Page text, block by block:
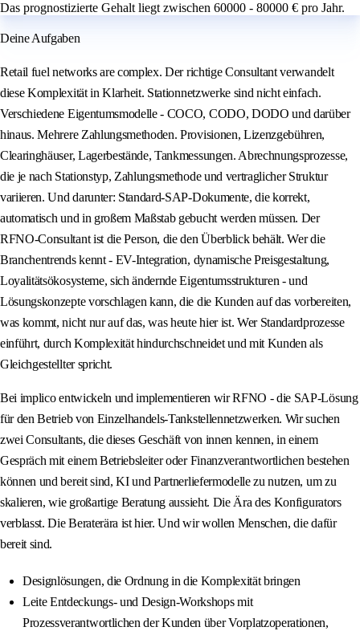
Das prognostizierte Gehalt liegt zwischen 60000 - 80000 € pro Jahr.
Deine Aufgaben
Retail fuel networks are complex. Der richtige Consultant verwandelt
diese Komplexität in Klarheit. Stationnetzwerke sind nicht einfach.
Verschiedene Eigentumsmodelle - COCO, CODO, DODO und darüber
hinaus. Mehrere Zahlungsmethoden. Provisionen, Lizenzgebühren,
Clearinghäuser, Lagerbestände, Tankmessungen. Abrechnungsprozesse,
die je nach Stationstyp, Zahlungsmethode und vertraglicher Struktur
variieren. Und darunter: Standard-SAP-Dokumente, die korrekt,
automatisch und in großem Maßstab gebucht werden müssen. Der
RFNO-Consultant ist die Person, die den Überblick behält. Wer die
Branchentrends kennt - EV-Integration, dynamische Preisgestaltung,
Loyalitätsökosysteme, sich ändernde Eigentumsstrukturen - und
Lösungskonzepte vorschlagen kann, die die Kunden auf das vorbereiten,
was kommt, nicht nur auf das, was heute hier ist. Wer Standardprozesse
einführt, durch Komplexität hindurchschneidet und mit Kunden als
Gleichgestellter spricht.
Bei implico entwickeln und implementieren wir RFNO - die SAP-Lösung
für den Betrieb von Einzelhandels-Tankstellennetzwerken. Wir suchen
zwei Consultants, die dieses Geschäft von innen kennen, in einem
Gespräch mit einem Betriebsleiter oder Finanzverantwortlichen bestehen
können und bereit sind, KI und Partnerliefermodelle zu nutzen, um zu
skalieren, wie großartige Beratung aussieht. Die Ära des Konfigurators
verblasst. Die Beraterära ist hier. Und wir wollen Menschen, die dafür
bereit sind.
Designlösungen, die Ordnung in die Komplexität bringen
Leite Entdeckungs- und Design-Workshops mit
Prozessverantwortlichen der Kunden über Vorplatzoperationen,